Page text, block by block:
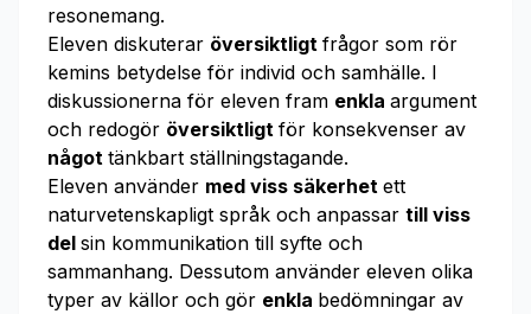
resonemang.
Eleven diskuterar översiktligt frågor som rör
kemins betydelse för individ och samhälle. I
diskussionerna för eleven fram enkla argument
och redogör översiktligt för konsekvenser av
något tänkbart ställningstagande.
Eleven använder med viss säkerhet ett
naturvetenskapligt språk och anpassar till viss
del sin kommunikation till syfte och
sammanhang. Dessutom använder eleven olika
typer av källor och gör enkla bedömningar av